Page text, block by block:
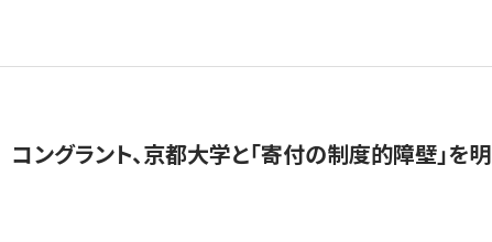
コングラント、京都大学と「寄付の制度的障壁」